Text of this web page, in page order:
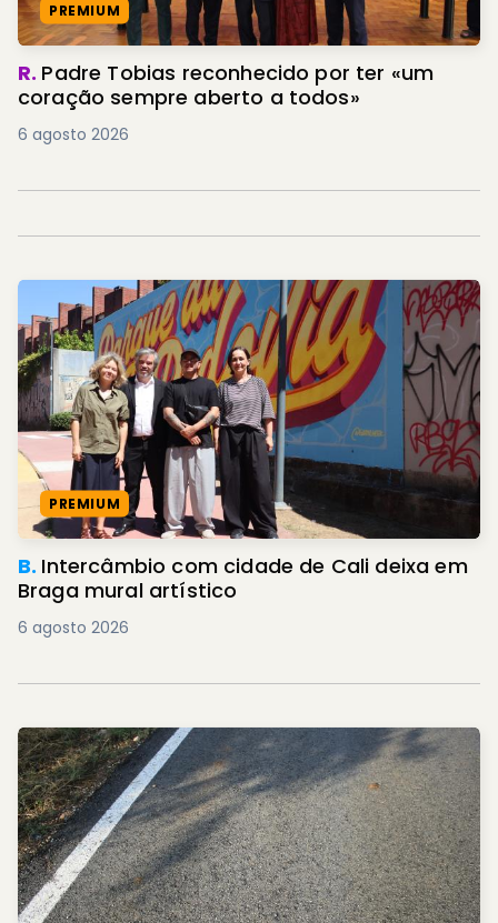
PREMIUM
R. Padre Tobias reconhecido por ter «um
coração sempre aberto a todos»
6 agosto 2026
PREMIUM
B. Intercâmbio com cidade de Cali deixa em
Braga mural artístico
6 agosto 2026